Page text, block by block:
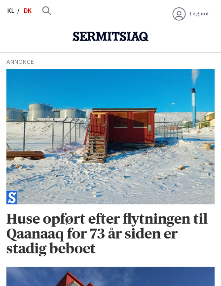
KL DK Log ind
Tag:
boliger
ANNONCE
Huse opført efter flytningen til
Qaanaaq for 73 år siden er
stadig beboet